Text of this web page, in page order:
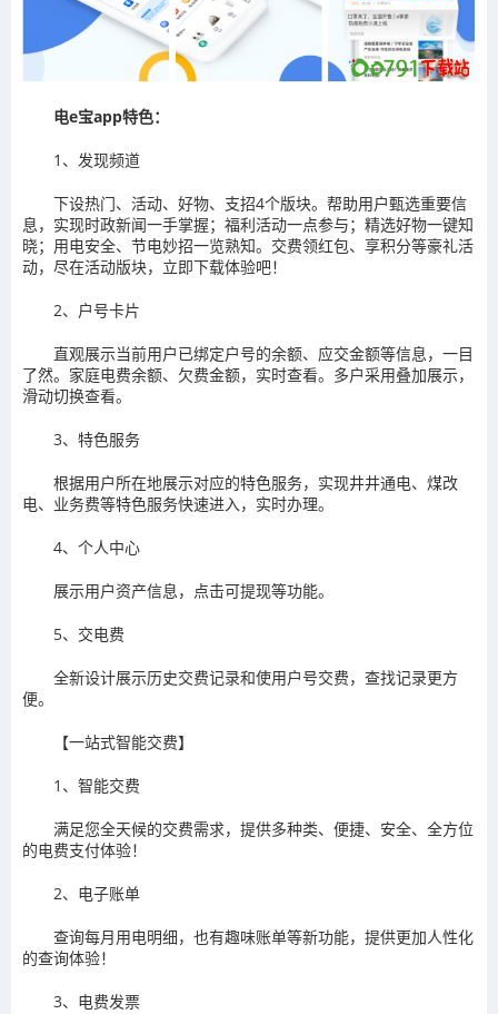
电e宝app特色：
1、发现频道
下设热门、活动、好物、支招4个版块。帮助用户甄选重要信
息，实现时政新闻一手掌握；福利活动一点参与；精选好物一键知
晓；用电安全、节电妙招一览熟知。交费领红包、享积分等豪礼活
动，尽在活动版块，立即下载体验吧！
2、户号卡片
直观展示当前用户已绑定户号的余额、应交金额等信息，一目
了然。家庭电费余额、欠费金额，实时查看。多户采用叠加展示，
滑动切换查看。
3、特色服务
根据用户所在地展示对应的特色服务，实现井井通电、煤改
电、业务费等特色服务快速进入，实时办理。
4、个人中心
展示用户资产信息，点击可提现等功能。
5、交电费
全新设计展示历史交费记录和使用户号交费，查找记录更方
便。
【一站式智能交费】
1、智能交费
满足您全天候的交费需求，提供多种类、便捷、安全、全方位
的电费支付体验！
2、电子账单
查询每月用电明细，也有趣味账单等新功能，提供更加人性化
的查询体验！
3、电费发票